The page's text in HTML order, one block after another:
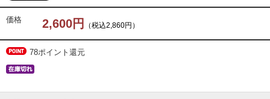
価格 2,600円 （税込2,860円）
78ポイント還元